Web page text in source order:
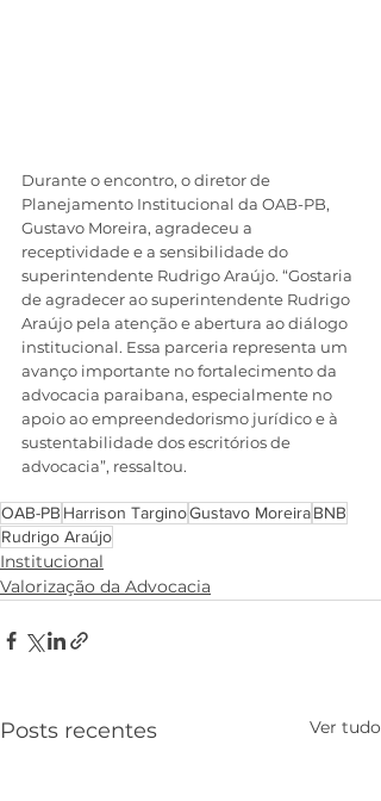
Durante o encontro, o diretor de
Planejamento Institucional da OAB-PB,
Gustavo Moreira, agradeceu a
receptividade e a sensibilidade do
superintendente Rudrigo Araújo. “Gostaria
de agradecer ao superintendente Rudrigo
Araújo pela atenção e abertura ao diálogo
institucional. Essa parceria representa um
avanço importante no fortalecimento da
advocacia paraibana, especialmente no
apoio ao empreendedorismo jurídico e à
sustentabilidade dos escritórios de
advocacia”, ressaltou.
OAB-PB Harrison TarginoGustavo MoreiraBNB
Rudrigo Araújo
Institucional
Valorização da Advocacia
Posts recentes Ver tudo